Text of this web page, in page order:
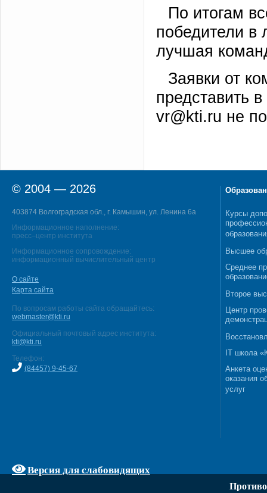
По итогам
победители в
лучшая
Заявки от
представить
vr@kti.ru не
© 2004 — 2026
403874 Волгоградская обл., г. Камышин, ул. Ленина 6а
Информационное наполнение:
пресс–центр института
Информационное сопровождение:
информационный вычислительный центр
О сайте
Карта сайта
По вопросам работы сайта обращайтесь:
webmaster@kti.ru
Официальный почтовый адрес института:
kti@kti.ru
Телефон:
(84457) 9-45-67
Версия для слабовидящих
Курсы
Высшее
Среднее
Второе
Центр
IT школа
Анкета
оказания
услуг